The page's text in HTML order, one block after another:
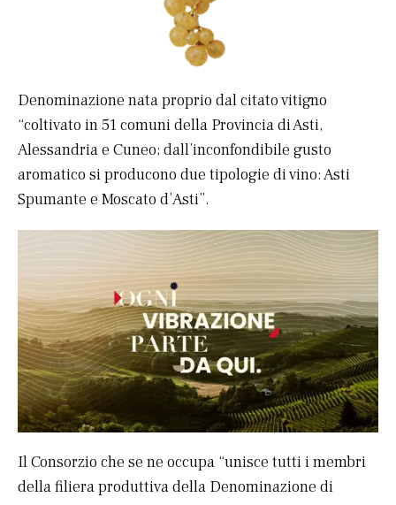
Denominazione nata proprio dal citato vitigno
“coltivato in 51 comuni della Provincia di Asti,
Alessandria e Cuneo; dall’inconfondibile gusto
aromatico si producono due tipologie di vino: Asti
Spumante e Moscato d’Asti”.
Il Consorzio che se ne occupa “unisce tutti i membri
della filiera produttiva della Denominazione di